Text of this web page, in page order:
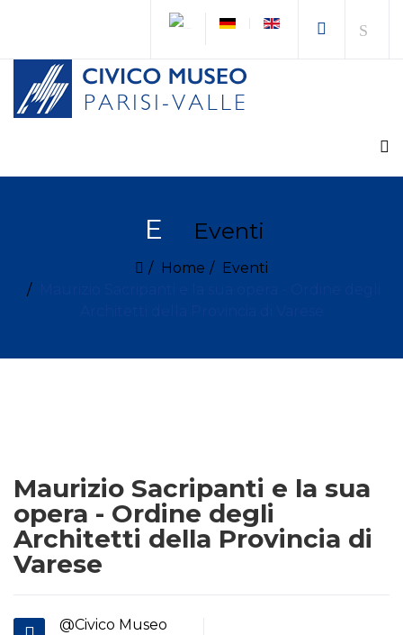
E Eventi
Home
Eventi
Maurizio Sacripanti e la sua
opera - Ordine degli
Architetti della Provincia di
Varese
@Civico Museo